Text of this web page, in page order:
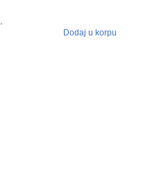
Dodaj u korpu